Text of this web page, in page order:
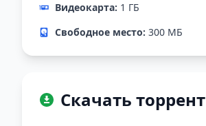
Видеокарта: 1 ГБ
Свободное место: 300 МБ
Скачать торрент